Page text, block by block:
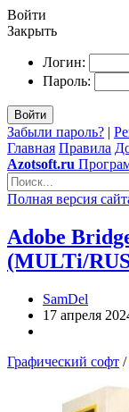
Войти
Закрыть
Логин:
Пароль:
Войти
Забыли пароль? |
Главная Правила
Azotsoft.ru
Полная версия
Adobe
(MULTi/
SamDel
17 апреля
Графический софт /